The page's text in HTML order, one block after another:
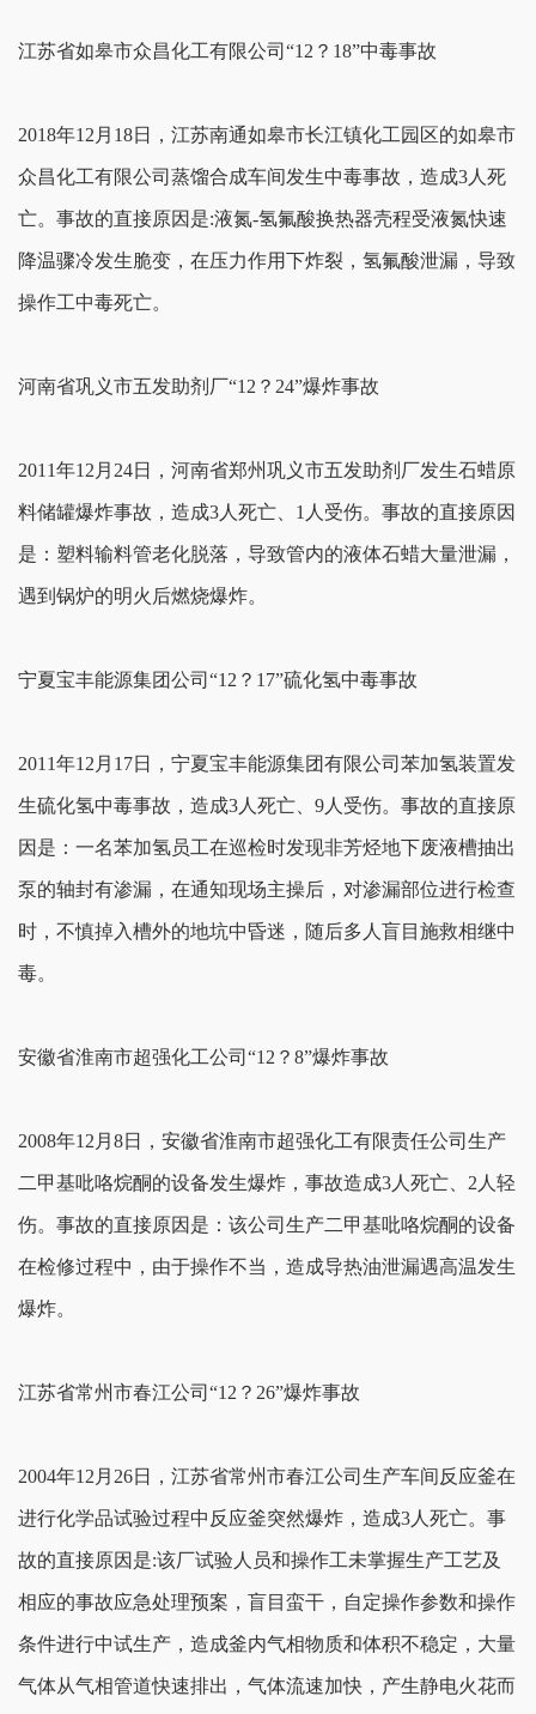
江苏省如皋市众昌化工有限公司“12？18”中毒事故
2018年12月18日，江苏南通如皋市长江镇化工园区的如皋市
众昌化工有限公司蒸馏合成车间发生中毒事故，造成3人死
亡。事故的直接原因是:液氮-氢氟酸换热器壳程受液氮快速
降温骤冷发生脆变，在压力作用下炸裂，氢氟酸泄漏，导致
操作工中毒死亡。
河南省巩义市五发助剂厂“12？24”爆炸事故
2011年12月24日，河南省郑州巩义市五发助剂厂发生石蜡原
料储罐爆炸事故，造成3人死亡、1人受伤。事故的直接原因
是：塑料输料管老化脱落，导致管内的液体石蜡大量泄漏，
遇到锅炉的明火后燃烧爆炸。
宁夏宝丰能源集团公司“12？17”硫化氢中毒事故
2011年12月17日，宁夏宝丰能源集团有限公司苯加氢装置发
生硫化氢中毒事故，造成3人死亡、9人受伤。事故的直接原
因是：一名苯加氢员工在巡检时发现非芳烃地下废液槽抽出
泵的轴封有渗漏，在通知现场主操后，对渗漏部位进行检查
时，不慎掉入槽外的地坑中昏迷，随后多人盲目施救相继中
毒。
安徽省淮南市超强化工公司“12？8”爆炸事故
2008年12月8日，安徽省淮南市超强化工有限责任公司生产
二甲基吡咯烷酮的设备发生爆炸，事故造成3人死亡、2人轻
伤。事故的直接原因是：该公司生产二甲基吡咯烷酮的设备
在检修过程中，由于操作不当，造成导热油泄漏遇高温发生
爆炸。
江苏省常州市春江公司“12？26”爆炸事故
2004年12月26日，江苏省常州市春江公司生产车间反应釜在
进行化学品试验过程中反应釜突然爆炸，造成3人死亡。事
故的直接原因是:该厂试验人员和操作工未掌握生产工艺及
相应的事故应急处理预案，盲目蛮干，自定操作参数和操作
条件进行中试生产，造成釜内气相物质和体积不稳定，大量
气体从气相管道快速排出，气体流速加快，产生静电火花而